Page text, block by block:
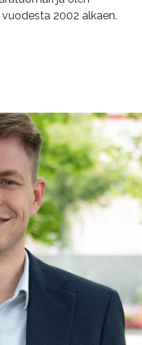
2002 alkaen.